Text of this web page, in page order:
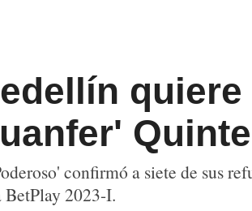
confirmó a siete de sus
2023-I.